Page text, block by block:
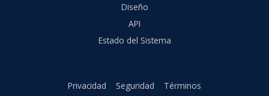
Diseño
API
Estado del Sistema
Privacidad Seguridad Términos